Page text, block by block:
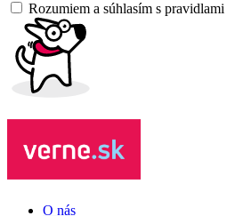
Rozumiem a súhlasím s pravidlami
O nás